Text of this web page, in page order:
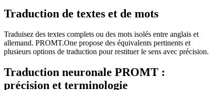
Traduction de textes et de mots
Traduisez des textes complets ou des mots isolés entre anglais et
allemand. PROMT.One propose des équivalents pertinents et
plusieurs options de traduction pour restituer le sens avec précision.
Traduction neuronale PROMT :
précision et terminologie